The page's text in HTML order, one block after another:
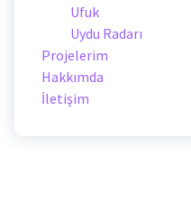
Ufuk
Uydu Radarı
Projelerim
Hakkımda
İletişim